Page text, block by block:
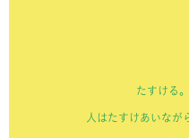
たすける
人はたすけあいなが